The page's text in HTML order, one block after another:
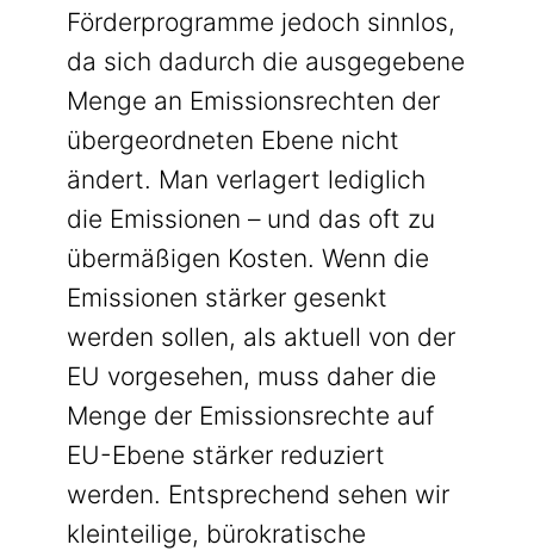
Förderprogramme jedoch sinnlos,
da sich dadurch die ausgegebene
Menge an Emissionsrechten der
übergeordneten Ebene nicht
ändert. Man verlagert lediglich
die Emissionen – und das oft zu
übermäßigen Kosten. Wenn die
Emissionen stärker gesenkt
werden sollen, als aktuell von der
EU vorgesehen, muss daher die
Menge der Emissionsrechte auf
EU-Ebene stärker reduziert
werden. Entsprechend sehen wir
kleinteilige, bürokratische